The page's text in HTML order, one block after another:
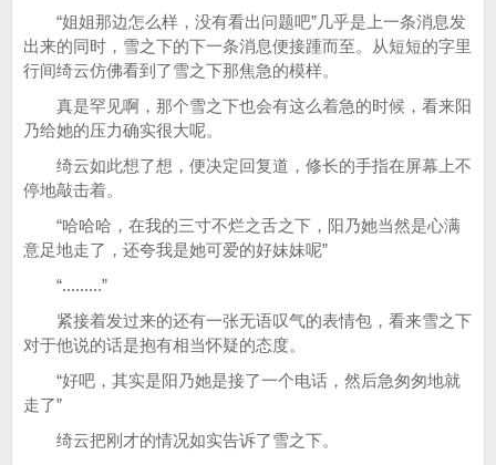
“姐姐那边怎么样，没有看出问题吧”几乎是上一条消息发
出来的同时，雪之下的下一条消息便接踵而至。从短短的字里
行间绮云仿佛看到了雪之下那焦急的模样。
真是罕见啊，那个雪之下也会有这么着急的时候，看来阳
乃给她的压力确实很大呢。
绮云如此想了想，便决定回复道，修长的手指在屏幕上不
停地敲击着。
“哈哈哈，在我的三寸不烂之舌之下，阳乃她当然是心满
意足地走了，还夸我是她可爱的好妹妹呢”
“.........”
紧接着发过来的还有一张无语叹气的表情包，看来雪之下
对于他说的话是抱有相当怀疑的态度。
“好吧，其实是阳乃她是接了一个电话，然后急匆匆地就
走了”
绮云把刚才的情况如实告诉了雪之下。